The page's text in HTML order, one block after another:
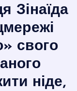
Зінаїда
свого
ніде,